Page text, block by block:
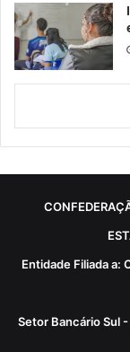
Entidade Filiada a:
Setor Bancário Sul -